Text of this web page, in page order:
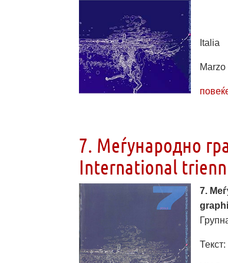
Italia
7. Меѓународно
International
7.